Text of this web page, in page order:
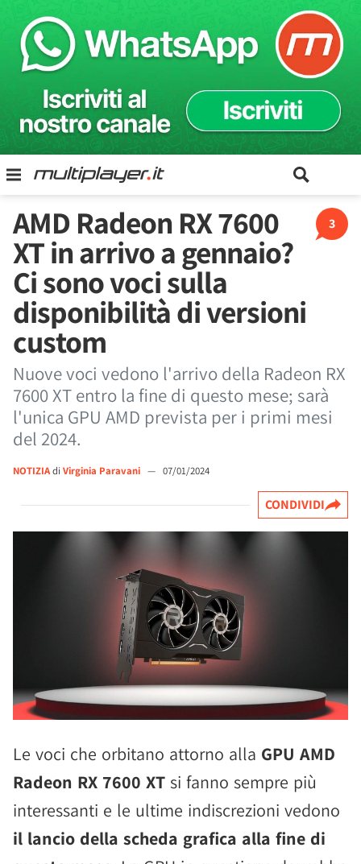
3
AMD Radeon RX 7600
XT in arrivo a gennaio?
Ci sono voci sulla
disponibilità di versioni
custom
Nuove voci vedono l'arrivo della Radeon RX
7600 XT entro la fine di questo mese; sarà
l'unica GPU AMD prevista per i primi mesi
del 2024.
NOTIZIAdi Virginia Paravani — 07/01/2024
CONDIVIDI
Le voci che orbitano attorno alla GPU AMD
Radeon RX 7600 XT si fanno sempre più
interessanti e le ultime indiscrezioni vedono
il lancio della scheda grafica alla fine di